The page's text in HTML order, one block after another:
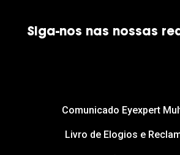
Política de Cookies
Siga-nos nas nossas
Comunicado Eyexpert
Livro de Elogios e